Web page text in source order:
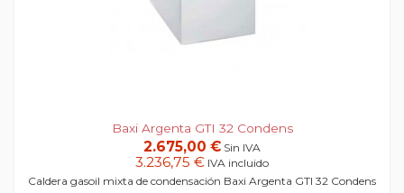
Baxi Argenta GTI 32 Condens
2.675,00 € Sin IVA
3.236,75 € IVA incluido
Caldera gasoil mixta de condensación Baxi Argenta GTI 32 Condens